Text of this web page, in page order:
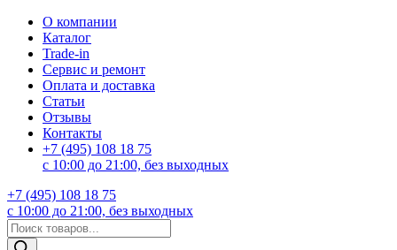
О компании
Каталог
Trade-in
Сервис и ремонт
Оплата и доставка
Статьи
Отзывы
Контакты
+7 (495) 108 18 75
с 10:00 до 21:00, без выходных
+7 (495) 108 18 75
с 10:00 до 21:00, без выходных
Поиск
товаров